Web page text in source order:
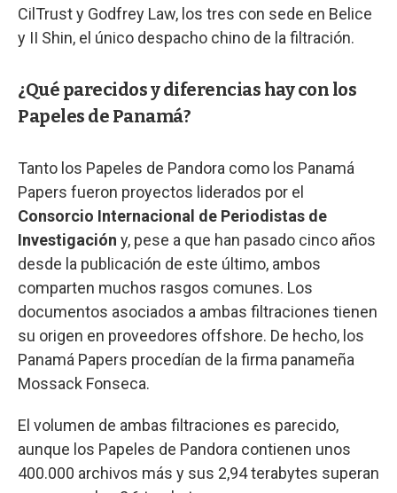
CilTrust y Godfrey Law, los tres con sede en Belice
y II Shin, el único despacho chino de la filtración.
¿Qué parecidos y diferencias hay con los
Papeles de Panamá?
Tanto los Papeles de Pandora como los Panamá
Papers fueron proyectos liderados por el
Consorcio Internacional de Periodistas de
Investigación y, pese a que han pasado cinco años
desde la publicación de este último, ambos
comparten muchos rasgos comunes. Los
documentos asociados a ambas filtraciones tienen
su origen en proveedores offshore. De hecho, los
Panamá Papers procedían de la firma panameña
Mossack Fonseca.
El volumen de ambas filtraciones es parecido,
aunque los Papeles de Pandora contienen unos
400.000 archivos más y sus 2,94 terabytes superan